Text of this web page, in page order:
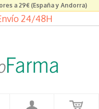
a 29€ (España y Andorra)
24/48H